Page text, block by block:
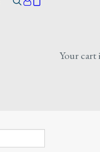
Your cart